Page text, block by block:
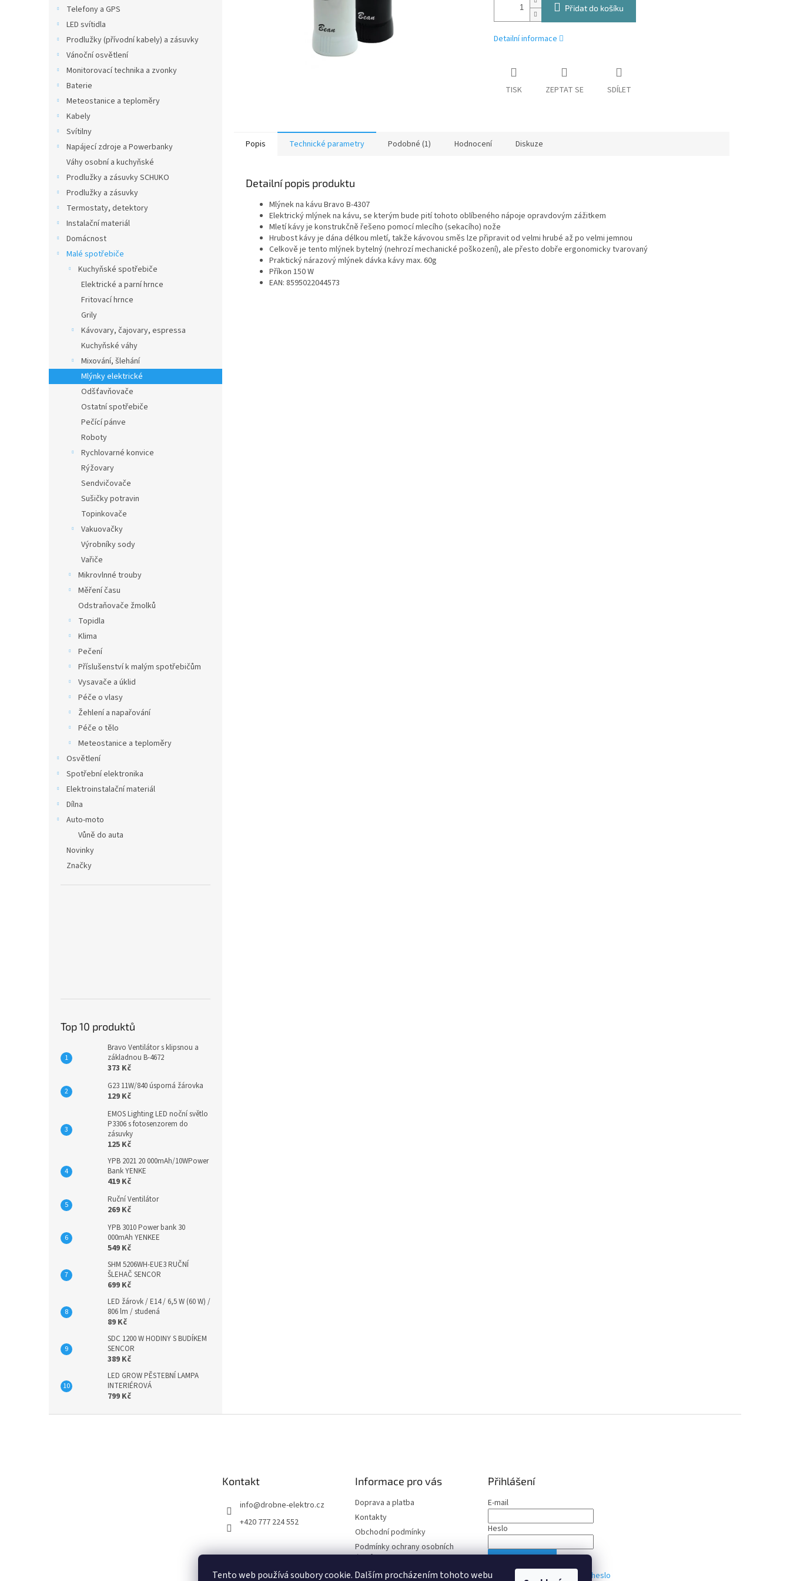
Tento web používá soubory cookie. Dalším procházením tohoto webu
Telefony a GPS
LED svítidla
Prodlužky (přívodní kabely) a zásuvky
Vánoční osvětlení
Monitorovací technika a zvonky
Baterie
Meteostanice a teploměry
Kabely
Svítilny
Napájecí zdroje a Powerbanky
Váhy osobní a kuchyňské
Prodlužky a zásuvky SCHUKO
Prodlužky a zásuvky
Termostaty, detektory
Instalační materiál
Domácnost
Malé spotřebiče
Kuchyňské spotřebiče
Elektrické a parní hrnce
Fritovací hrnce
Grily
Kávovary, čajovary, espressa
Kuchyňské váhy
Mixování, šlehání
Mlýnky elektrické
Odšťavňovače
Ostatní spotřebiče
Pečící pánve
Roboty
Rychlovarné konvice
Rýžovary
Sendvičovače
Sušičky potravin
Topinkovače
Vakuovačky
Výrobníky sody
Vařiče
Mikrovlnné trouby
Měření času
Odstraňovače žmolků
Topidla
Klima
Pečení
Příslušenství k malým spotřebičům
Vysavače a úklid
Péče o vlasy
Žehlení a napařování
Péče o tělo
Meteostanice a teploměry
Osvětlení
Spotřební elektronika
Elektroinstalační materiál
Dílna
Auto-moto
Vůně do auta
Novinky
Značky
Top 10 produktů
Bravo Ventilátor s klipsnou a
základnou B-4672
373 Kč
G23 11W/840 úsporná žárovka
129 Kč
EMOS Lighting LED noční světlo
P3306 s fotosenzorem do
zásuvky
125 Kč
YPB 2021 20 000mAh/10WPower
Bank YENKE
419 Kč
Ruční Ventilátor
269 Kč
YPB 3010 Power bank 30
000mAh YENKEE
549 Kč
SHM 5206WH-EUE3 RUČNÍ
ŠLEHAČ SENCOR
699 Kč
LED žárovk / E14 / 6,5 W (60 W) /
806 lm / studená
89 Kč
SDC 1200 W HODINY S BUDÍKEM
SENCOR
389 Kč
LED GROW PĚSTEBNÍ LAMPA
INTERIÉROVÁ
799 Kč
Přidat do košíku
Detailní informace
TISK ZEPTAT SE SDÍLET
Popis Technické parametry Podobné (1) Hodnocení Diskuze
Detailní popis produktu
Mlýnek na kávu Bravo B-4307
Elektrický mlýnek na kávu, se kterým bude pití tohoto oblíbeného nápoje opravdovým zážitkem
Mletí kávy je konstrukčně řešeno pomocí mlecího (sekacího) nože
Hrubost kávy je dána délkou mletí, takže kávovou směs lze připravit od velmi hrubé až po velmi jemnou
Celkově je tento mlýnek bytelný (nehrozí mechanické poškození), ale přesto dobře ergonomicky tvarovaný
Praktický nárazový mlýnek dávka kávy max. 60g
Příkon 150 W
EAN: 8595022044573
Kontakt
info@drobne-elektro.cz
+420 777 224 552
Informace pro vás
Doprava a platba
Kontakty
Obchodní podmínky
Podmínky ochrany osobních
údajů
Přihlášení
E-mail
Heslo
Nová registrace Zapomenuté heslo